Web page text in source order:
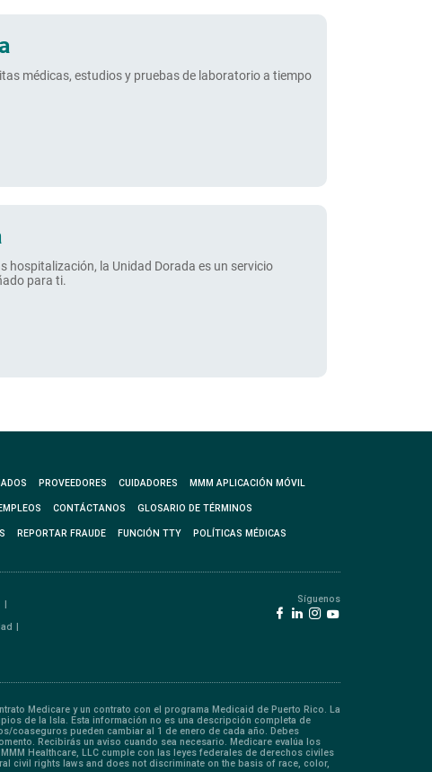
médicas, estudios y pruebas de laboratorio a tiempo
hospitalización, la Unidad Dorada es un servicio
para ti.
PROVEEDORES CUIDADORES MMM APLICACIÓN MÓVIL
CONTÁCTANOS GLOSARIO DE TÉRMINOS
REPORTAR FRAUDE FUNCIÓN TTY POLÍTICAS MÉDICAS
Síguenos
Medicare y un contrato con el programa Medicaid de Puerto Rico. La
de la Isla. Esta información no es una descripción completa de
coaseguros pueden cambiar al 1 de enero de cada año. Debes
Recibirás un aviso cuando sea necesario. Medicare evalúa los
Healthcare, LLC cumple con las leyes federales de derechos civiles
civil rights laws and does not discriminate on the basis of race, color,